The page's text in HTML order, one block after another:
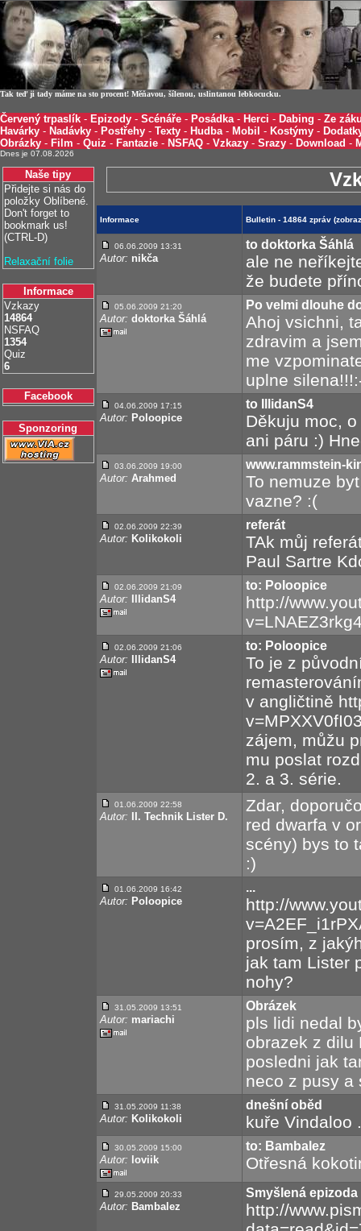
Tak teď ji tady máme na sto procent! Měňavou, šílenou, uslintanou lebkocucku.
Červený trpaslík - Epizody - Scénáře - Posádka- Herci - Dabing - Ze
Havárky - Nadávky - Postřehy - Texty - Hudba- Mobil - Kostýmy -
Obrázky - Film - Quiz - Fantazie - NSFAQ - Vzkazy - Srazy - Download -
Dnes je 07.08.2026
Naše tipy
Přidejte si nás do
položky Oblíbené.
Don't forget to
bookmark us!
(CTRL-D)
Relaxační folie
Informace
Vzkazy
14864
NSFAQ
1354
Quiz
6
Facebook
Sponzoring
Informace Bulletin - 14864 zpráv
06.06.2009 13:31
Autor: nikča
to doktorka Šáhlá
ale ne
že budete
05.06.2009 21:20
Autor: doktorka Šáhlá
Po velmi dlouhe
Ahoj vsichni,
zdravim a
me
uplne
04.06.2009 17:15
Autor: Poloopice
to IllidanS4
Děkuju moc,
ani páru :)
03.06.2009 19:00
Autor: Arahmed
www.rammstein-
To nemuze
vazne? :(
02.06.2009 22:39
Autor: Kolikokoli
referát
TAk můj
Paul Sartre
02.06.2009 21:09
Autor: IllidanS4
to: Poloopice
http://
02.06.2009 21:06
Autor: IllidanS4
to: Poloopice
To je z
v angličtině
zájem, můžu
mu poslat
2. a 3. série.
01.06.2009 22:58
Autor: II. Technik Lister D.
Zdar,
red dwarfa v
scény) bys to
:)
01.06.2009 16:42
Autor: Poloopice
...
http://
prosím, z
jak tam Lister
nohy?
31.05.2009 13:51
Autor: mariachi
Obrázek
pls lidi nedal
obrazek z dilu
posledni jak
neco z pusy a
31.05.2009 11:38
Autor: Kolikokoli
dnešní oběd
kuře Vindaloo
30.05.2009 15:00
Autor: loviik
to: Bambalez
Otřesná
29.05.2009 20:33
Autor: Bambalez
Smyšlená epizoda
http://